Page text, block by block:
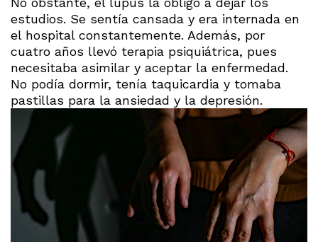
estudios. Se sentía cansada y era internada en
el hospital constantemente. Además, por
cuatro años llevó terapia psiquiátrica, pues
necesitaba asimilar y aceptar la enfermedad.
No podía dormir, tenía taquicardia y tomaba
pastillas para la ansiedad y la depresión.